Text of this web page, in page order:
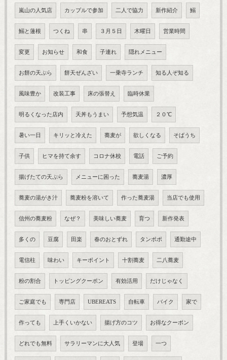
嵐山の人気店 カップルで参加 二人で協力 新作紹介 鰯
鰯と蓮根 つくね 串 ３月５日 木曜日 営業時間
変更 お知らせ 和食 子連れ 隠れメニュー
お餅の天ぷら 餅天ぜんざい 一乗寺ランチ 知る人ぞ知る
風味豊か 改装工事 床の張替え 臨時休業
明るくなった店内 天丼もうまい 予想気温 ２０℃
暑い一日 キリッと冷えた 蕎麦が 欲しくなる そばうち
子供 ヒマを持て余す コロナ休校 電話 ご予約
揚げたての天ぷら メニューに困った 蕎麦湯 濃厚
蕎麦の湯がき汁 蕎麦粉を溶いて 作った蕎麦湯 当店でも使用
信州の蕎麦粉 なぜ？ 美味しい蕎麦 育つ 新作発表
多くの 豆腐 田楽 春のおとずれ タンポポ 通勤途中
電信柱 味わい キーポイント 十割蕎麦 二八蕎麦
粉の割合 トッピングクーポン 有効活用 だけじゃなく
ご家庭でも 専門店 UBEREATS 自転車 バイク 家で
作っても 上手くいかない 揚げ方のコツ お得なクーポン
どれでも無料 サラリーマンに大人気 登場 一つ